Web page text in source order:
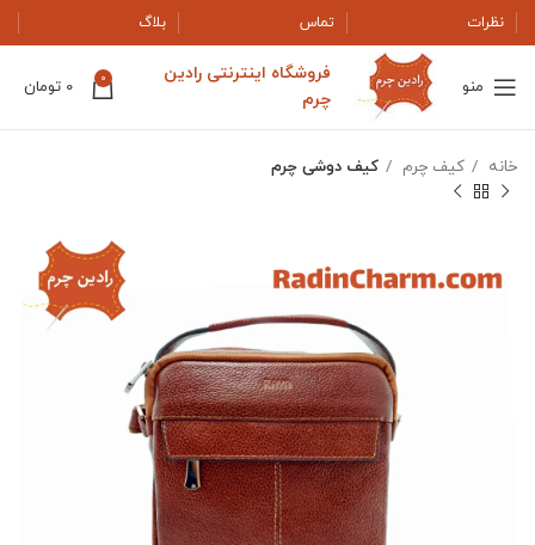
نظرات تماس بلاگ
منو
فروشگاه اینترنتی رادین
چرم
0
0 تومان
خانه کیف چرم کیف دوشی چرم